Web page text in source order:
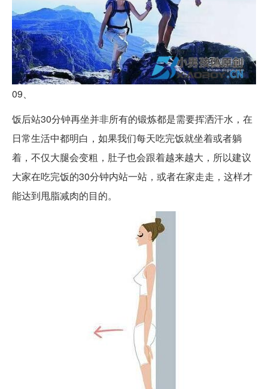
09、
饭后站30分钟再坐并非所有的锻炼都是需要挥洒汗水，在
日常生活中都明白，如果我们每天吃完饭就坐着或者躺
着，不仅大腿会变粗，肚子也会跟着越来越大，所以建议
大家在吃完饭的30分钟内站一站，或者在家走走，这样才
能达到甩脂减肉的目的。